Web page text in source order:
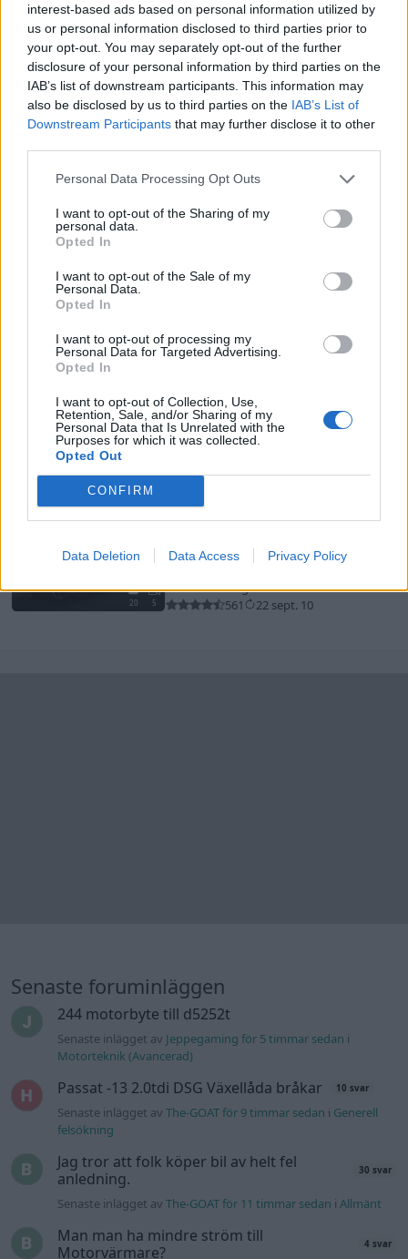
interest-based ads based on personal information utilized by
us or personal information disclosed to third parties prior to
your opt-out. You may separately opt-out of the further
disclosure of your personal information by third parties on the
IAB’s list of downstream participants. This information may
also be disclosed by us to third parties on the IAB’s List of
Downstream Participants that may further disclose it to other
Personal Data Processing Opt Outs
I want to opt-out of the Sharing of my
personal data.
Opted In
I want to opt-out of the Sale of my
Personal Data.
Opted In
I want to opt-out of processing my
Personal Data for Targeted Advertising.
Opted In
I want to opt-out of Collection, Use,
Retention, Sale, and/or Sharing of my
Personal Data that Is Unrelated with the
Purposes for which it was collected.
Opted Out
CONFIRM
Data Deletion Data Access Privacy Policy
10 1
Ferrari 308 GTB König (1978)
Tony_Rene
46 155 visningar 265 kommentarer
385
17 sept. 21
Fimpen
1994
10 aug. 15
14 2
Audi A4 Avant 2.0 TS quattro
(2008)
99 853 visningar 1109 kommentarer
1188
2 jan. 12
20
1170nm"(1989)
Anders_M5
1334
27 aug. 18
20 5
Volvo 740 TIC"744 T5 Steg 3"
Blaxxor
102 743 visningar718 kommentarer
561
22 sept. 10
Man man ha mindre ström till
Senaste inlägget av
hybridbilar
Inget bromstryck efter byte av bromsok
(Golf V 1.6)
6 svar
Senaste inlägget av jaka54 för 20 timmar sedani Chassi,
bromsar, transmission och däck
Kia Ceed 2017 batteritorsk med jämna
mellanrum. Varför?
46 svar
Senaste inlägget av Ansan onsdag 15:29iGenerell felsökning
Övertryck i vevhus, Volvo 940 b230fk